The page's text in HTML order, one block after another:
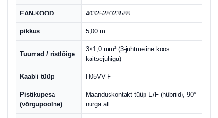
EAN-KOOD 4032528023588
pikkus 5,00 m
Tuumad / ristlõige
3×1,0 mm² (3-juhtmeline koos
kaitsejuhiga)
Kaabli tüüp H05VV-F
Pistikupesa
(võrgupoolne)
Maanduskontakt tüüp E/F (hübriid), 90°
nurga all